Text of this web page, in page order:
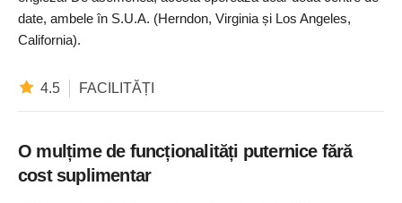
date, ambele în ​​S.U.A. (Herndon, Virginia și Los Angeles,
California).
4.5 FACILITĂȚI
O mulțime de funcționalități puternice fără
cost suplimentar